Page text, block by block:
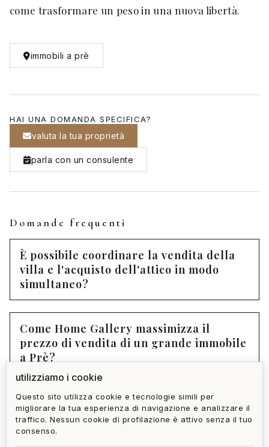
come trasformare un peso in una nuova libertà.
immobili a prè
HAI UNA DOMANDA SPECIFICA?
valuta la tua proprietà
parla con un consulente
Domande frequenti
È possibile coordinare la vendita della
villa e l'acquisto dell'attico in modo
simultaneo?
Come Home Gallery massimizza il
prezzo di vendita di un grande immobile
a Prè?
Quali sono i costi dell'intera operazione
di downsizing (tasse, commissioni,
trasloco)?
utilizziamo i cookie
Questo sito utilizza cookie e tecnologie simili per
migliorare la tua esperienza di navigazione e analizzare il
traffico. Nessun cookie di profilazione è attivo senza il tuo
consenso.